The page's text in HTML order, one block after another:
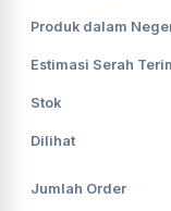
Produk dalam
Estimasi Serah
Stok
Dilihat
Jumlah Order